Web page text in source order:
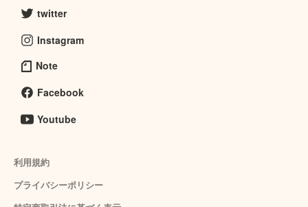
twitter
Instagram
Note
Facebook
Youtube
利用規約
プライバシーポリシー